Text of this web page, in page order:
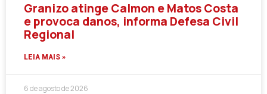
Granizo atinge Calmon e Matos Costa
e provoca danos, informa Defesa Civil
Regional
LEIA MAIS »
6 de agosto de 2026